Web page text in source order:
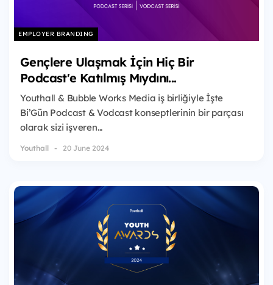
EMPLOYER BRANDING
Gençlere Ulaşmak İçin Hiç Bir
Podcast'e Katılmış Mıydını...
Youthall & Bubble Works Media iş birliğiyle İşte
Bi’Gün Podcast & Vodcast konseptlerinin bir parçası
olarak sizi işveren...
Youthall 20 June 2024